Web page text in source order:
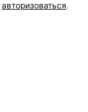
авторизоваться.